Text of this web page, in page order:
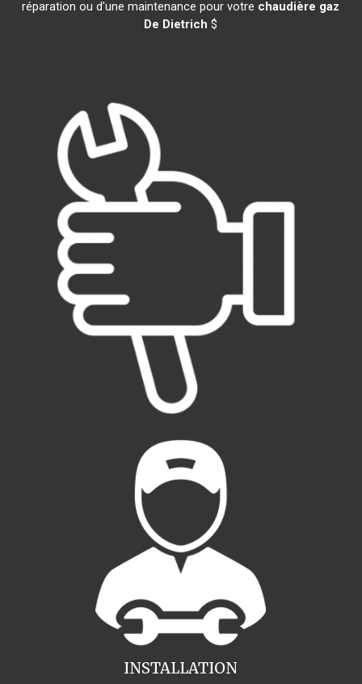
réparation ou d'une maintenance pour votre chaudière gaz
De Dietrich $
INSTALLATION